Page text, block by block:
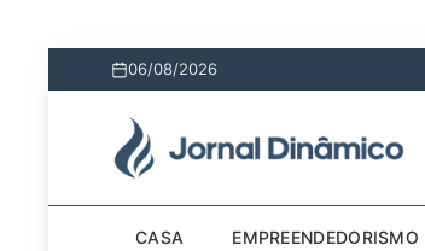
06/08/2026
CASA EMPREENDEDORISMO